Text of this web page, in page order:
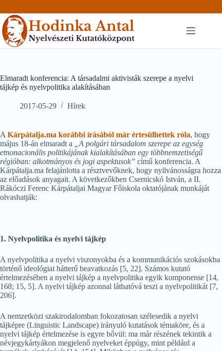
to
content
Elmaradt konferencia: A társadalmi aktivisták szerepe a nyelvi
tájkép és nyelvpolitika alakításában
2017-05-29 Hírek
A Kárpátalja.ma korábbi írásából már értesülhettek róla, hogy
május 18-án elmaradt a
„A polgári társadalom szerepe az egység
etnonacionális politikájának kialakításában egy többnemzetiségű
régióban: alkotmányos és jogi aspektusok” című konferencia. A
Kárpátalja.ma felajánlotta a résztvevőknek, hogy nyilvánosságra hozza
az előadások anyagait. A következőkben Csernicskó István, a II.
Rákóczi Ferenc Kárpátaljai Magyar Főiskola oktatójának munkáját
olvashatják:
1. Nyelvpolitika és nyelvi tájkép
A nyelvpolitika a nyelvi viszonyokba és a kommunikációs szokásokba
történő ideológiai hátterű beavatkozás [5, 22]. Számos kutató
értelmezésében a nyelvi tájkép a nyelvpolitika egyik komponense [14,
168; 15, 5]. A nyelvi tájkép azonnal láthatóvá teszi a nyelvpolitikát [7,
206].
A nemzetközi szakirodalomban fokozatosan szélesedik a nyelvi
tájképre (Linguistic Landscape) irányuló kutatások témaköre, és a
nyelvi tájkép értelmezése is egyre bővül: ma már részének tekintik a
névjegykártyákon megjelenő nyelveket éppúgy, mint például a